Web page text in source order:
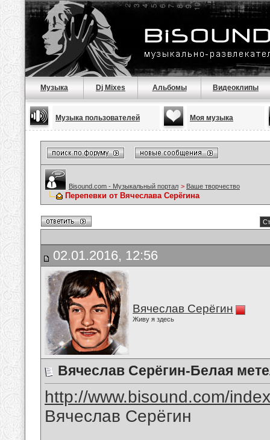
Музыка Dj Mixes Альбомы Видеоклипы
Музыка пользователей Моя музыка
Bisound.com - Музыкальный портал > Ваше творчество
Перепевки от Вячеслава Серёгина
02.01.2016, 12:56
Вячеслав Серёгин
Живу я здесь
Вячеслав Серёгин-Белая
http://www.bisound.com/
Вячеслав Серёгин